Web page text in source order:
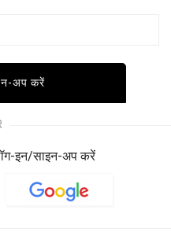
अप करें
इन/साइन-अप करें